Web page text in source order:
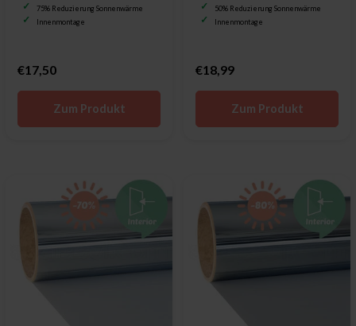
75% Reduzierung Sonnenwärme
Innenmontage
€17,50
Zum Produkt
50% Reduzierung Sonnenwärme
Innenmontage
€18,99
Zum Produkt